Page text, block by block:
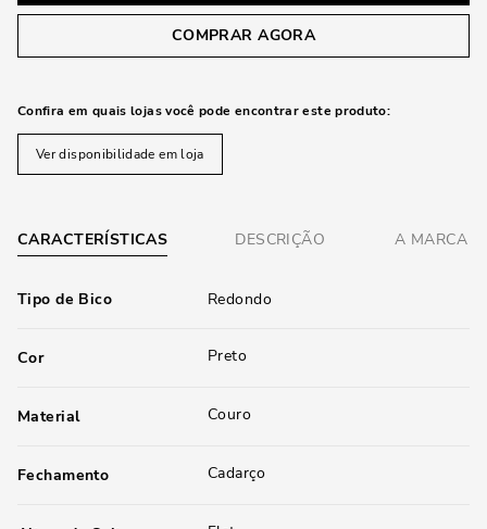
COMPRAR AGORA
Confira em quais lojas você pode encontrar este produto:
Ver disponibilidade em loja
CARACTERÍSTICAS DESCRIÇÃO A MARCA
Tipo de Bico Redondo
Cor Preto
Material Couro
Fechamento Cadarço